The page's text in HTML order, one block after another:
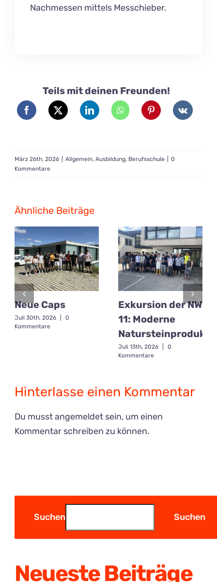
Nachmessen mittels Messchieber.
Teils mit deinen Freunden!
März 26th, 2026 Allgemein, Ausbildung, Berufsschule
0
Kommentare
Ähnliche Beiträge
Neue Caps
Juli 30th, 2026
0
Kommentare
Exkursion der NW
11: Moderne
Juli 13th, 2026
0
Kommentare
Hinterlasse einen Kommentar
Du musstangemeldet sein, um einen
Kommentar schreiben zu können.
Suchen Suchen
Neueste Beiträge